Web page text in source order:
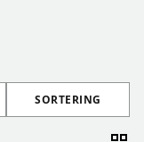
SORTERING